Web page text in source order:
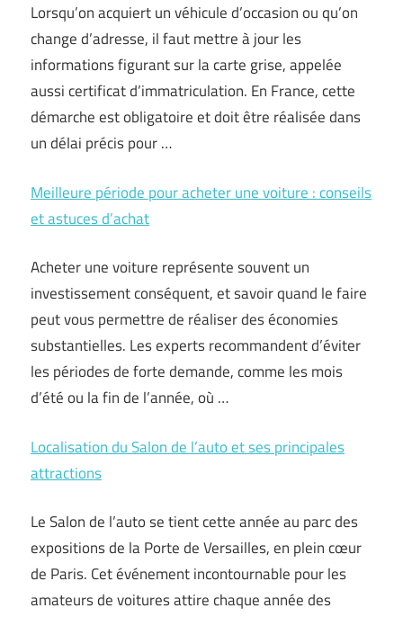
Lorsqu’on acquiert un véhicule d’occasion ou qu’on
change d’adresse, il faut mettre à jour les
informations figurant sur la carte grise, appelée
aussi certificat d’immatriculation. En France, cette
démarche est obligatoire et doit être réalisée dans
un délai précis pour …
Meilleure période pour acheter une voiture : conseils
et astuces d’achat
Acheter une voiture représente souvent un
investissement conséquent, et savoir quand le faire
peut vous permettre de réaliser des économies
substantielles. Les experts recommandent d’éviter
les périodes de forte demande, comme les mois
d’été ou la fin de l’année, où …
Localisation du Salon de l’auto et ses principales
attractions
Le Salon de l’auto se tient cette année au parc des
expositions de la Porte de Versailles, en plein cœur
de Paris. Cet événement incontournable pour les
amateurs de voitures attire chaque année des